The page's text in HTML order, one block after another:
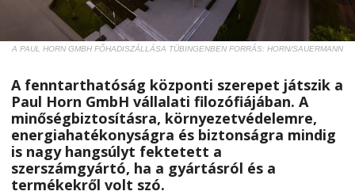
A PAUL HORN GMBH FŐHADISZÁLLÁSA TÜBINGENBEN FORRÁS: HORN/SAUERMANN
A fenntarthatóság központi szerepet játszik a
Paul Horn GmbH vállalati filozófiájában. A
minőségbiztosításra, környezetvédelemre,
energiahatékonyságra és biztonságra mindig
is nagy hangsúlyt fektetett a
szerszámgyártó, ha a gyártásról és a
termékekről volt szó.